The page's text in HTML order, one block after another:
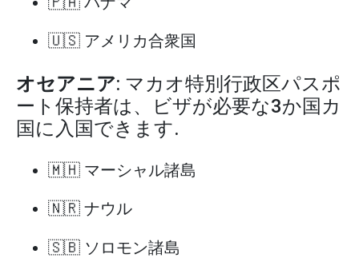
🇺🇸 アメリカ合衆国
オセアニア: マカオ特別行政区パスポ
ート保持者は、ビザが必要な3か国カ
国に入国できます.
🇲🇭 マーシャル諸島
🇳🇷 ナウル
🇸🇧 ソロモン諸島